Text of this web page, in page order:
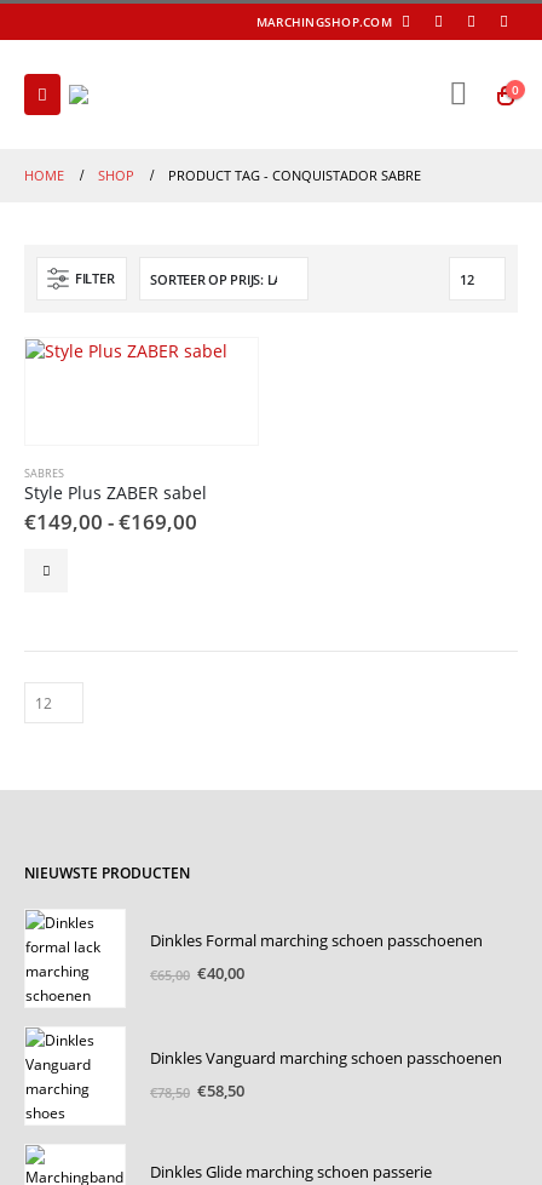
MARCHINGSHOP.COM
0
HOME SHOP PRODUCT TAG - CONQUISTADOR SABRE
FILTER
SABRES
Style Plus ZABER sabel
€149,00 -€169,00
variaties.
Deze
optie
kan
NIEUWSTE PRODUCTEN
Dinkles Formal marching schoen passchoenen
€65,00 Oorspronkelijke
€40,00Huidige
Dinkles Vanguard marching schoen passchoenen
€78,50 Oorspronkelijke
€58,50Huidige
Dinkles Glide marching schoen passerie